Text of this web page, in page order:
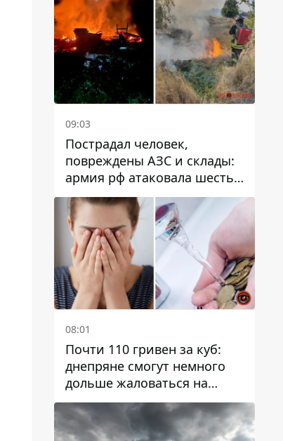
09:03
Пострадал человек,
повреждены АЗС и склады:
армия рф атаковала шесть
районов Днепропетровской
области
08:01
Почти 110 гривен за куб:
днепряне смогут немного
дольше жаловаться на
запланированные тарифы
на воду на 2027 год